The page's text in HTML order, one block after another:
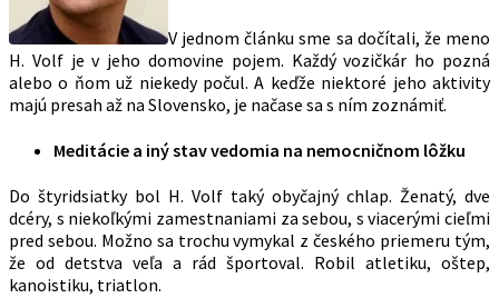
V jednom článku sme sa dočítali, že meno
H. Volf je v jeho domovine pojem. Každý vozičkár ho pozná
alebo o ňom už niekedy počul. A keďže niektoré jeho aktivity
majú presah až na Slovensko, je načase sa s ním zoznámiť.
Meditácie a iný stav vedomia na nemocničnom lôžku
Do štyridsiatky bol H. Volf taký obyčajný chlap. Ženatý, dve
dcéry, s niekoľkými zamestnaniami za sebou, s viacerými cieľmi
pred sebou. Možno sa trochu vymykal z českého priemeru tým,
že od detstva veľa a rád športoval. Robil atletiku, oštep,
kanoistiku, triatlon.